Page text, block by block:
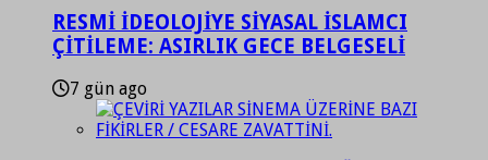
RESMİ İDEOLOJİYE SİYASAL İSLAMCI
ÇİTİLEME: ASIRLIK GECE BELGESELİ
7 gün ago